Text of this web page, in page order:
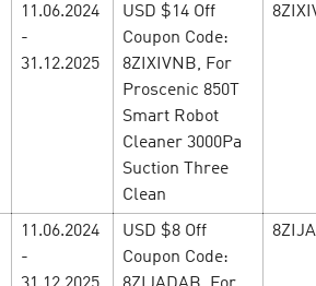
— ecommerce
приключение по ecommerce
в CityAds - Месяц Путешествий!
вас полный all inclusive! Большой
ecommerce оффе…
11.06.2024
-
31.12.2025
USD $14 Off
Coupon Code:
8ZIXIVNB, For
Proscenic 850T
Smart Robot
Cleaner 3000Pa
Suction Three
Clean
11.06.2024
-
USD $8 Off
Coupon Code: